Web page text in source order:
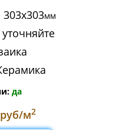
303x303мм
уточняйте
да
м2